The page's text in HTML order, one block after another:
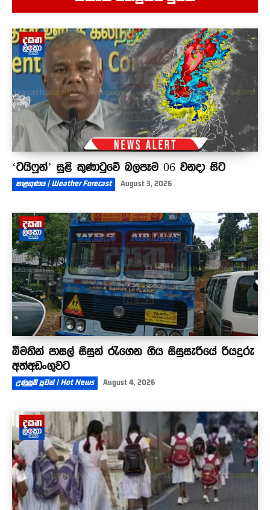
කරනවා
10:40
‘ටයිෆූන්’ සුළි කුණාටුවේ බලපෑම 06 වනදා සිට
කාළගුණය | Weather Forecast August 3, 2026
බීමතින් පාසල් සිසුන් රැගෙන ගිය සිසුසැරියේ රියදුරු
අත්අඩංගුවට
උණුසුම් පුවත් | Hot News August 4, 2026